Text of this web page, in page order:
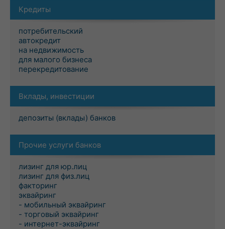
Кредиты
потребительский
автокредит
на недвижимость
для малого бизнеса
перекредитование
Вклады, инвестиции
депозиты (вклады) банков
Прочие услуги банков
лизинг для юр.лиц
лизинг для физ.лиц
факторинг
эквайринг
- мобильный эквайринг
- торговый эквайринг
- интернет-эквайринг